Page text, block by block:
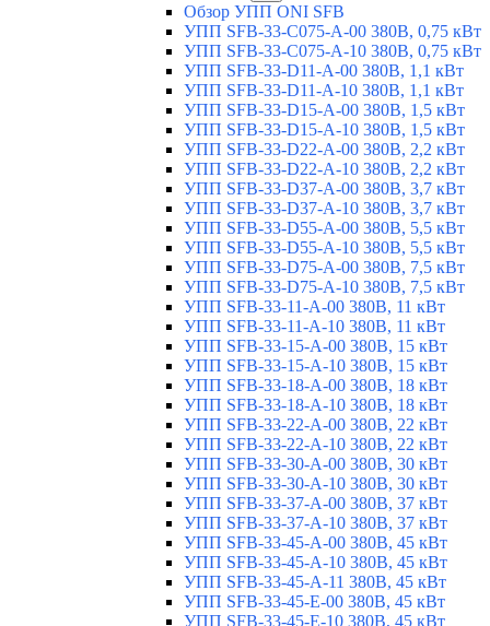
Обзор УПП ONI SFB
УПП SFB-33-C075-A-00 380В, 0,75 кВт
УПП SFB-33-C075-A-10 380В, 0,75 кВт
УПП SFB-33-D11-A-00 380В, 1,1 кВт
УПП SFB-33-D11-A-10 380В, 1,1 кВт
УПП SFB-33-D15-A-00 380В, 1,5 кВт
УПП SFB-33-D15-A-10 380В, 1,5 кВт
УПП SFB-33-D22-A-00 380В, 2,2 кВт
УПП SFB-33-D22-A-10 380В, 2,2 кВт
УПП SFB-33-D37-A-00 380В, 3,7 кВт
УПП SFB-33-D37-A-10 380В, 3,7 кВт
УПП SFB-33-D55-A-00 380В, 5,5 кВт
УПП SFB-33-D55-A-10 380В, 5,5 кВт
УПП SFB-33-D75-A-00 380В, 7,5 кВт
УПП SFB-33-D75-A-10 380В, 7,5 кВт
УПП SFB-33-11-A-00 380В, 11 кВт
УПП SFB-33-11-A-10 380В, 11 кВт
УПП SFB-33-15-A-00 380В, 15 кВт
УПП SFB-33-15-A-10 380В, 15 кВт
УПП SFB-33-18-A-00 380В, 18 кВт
УПП SFB-33-18-A-10 380В, 18 кВт
УПП SFB-33-22-A-00 380В, 22 кВт
УПП SFB-33-22-A-10 380В, 22 кВт
УПП SFB-33-30-A-00 380В, 30 кВт
УПП SFB-33-30-A-10 380В, 30 кВт
УПП SFB-33-37-A-00 380В, 37 кВт
УПП SFB-33-37-A-10 380В, 37 кВт
УПП SFB-33-45-A-00 380В, 45 кВт
УПП SFB-33-45-A-10 380В, 45 кВт
УПП SFB-33-45-A-11 380В, 45 кВт
УПП SFB-33-45-E-00 380В, 45 кВт
УПП SFB-33-45-E-10 380В, 45 кВт